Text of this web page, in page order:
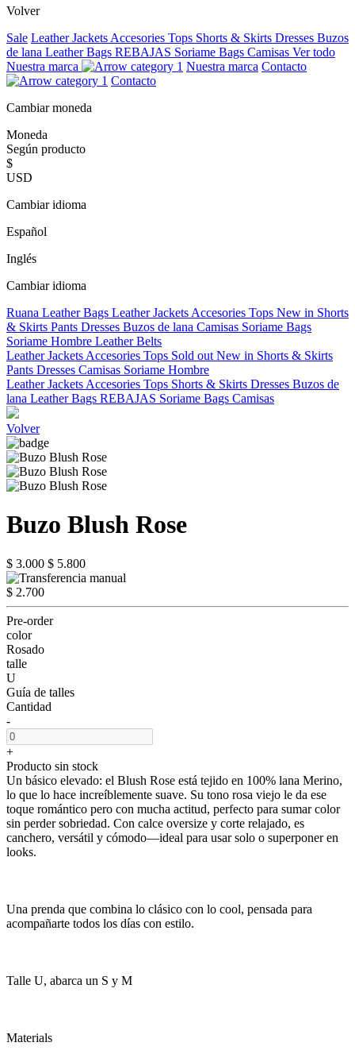
Volver
Sale Leather Jackets Accesories Tops Shorts & Skirts Dresses Buzos
de lana Leather Bags REBAJAS Soriame Bags Camisas Ver todo
Nuestra marca
Nuestra marca Contacto
Contacto
Cambiar moneda
Moneda
Según producto
$
USD
Cambiar idioma
Español
Inglés
Cambiar idioma
Ruana Leather Bags Leather Jackets Accesories Tops New in Shorts
& Skirts Pants Dresses Buzos de lana Camisas Soriame Bags
Soriame Hombre Leather Belts
Leather Jackets Accesories Tops Sold out New in Shorts & Skirts
Pants Dresses Camisas Soriame Hombre
Leather Jackets Accesories Tops Shorts & Skirts Dresses Buzos de
lana Leather Bags REBAJAS Soriame Bags Camisas
Volver
Buzo Blush Rose
$ 3.000 $ 5.800
$ 2.700
Pre-order
color
Rosado
talle
U
Guía de talles
Cantidad
-
+
Producto sin stock
Un básico elevado: el Blush Rose está tejido en 100% lana Merino,
lo que lo hace increíblemente suave. Su tono rosa viejo le da ese
toque romántico pero con mucha actitud, perfecto para sumar color
sin perder sobriedad. Con calce oversize y corte relajado, es
canchero, versátil y cómodo—ideal para usar solo o superponer en
looks.
Una prenda que combina lo clásico con lo cool, pensada para
acompañarte todos los días con estilo.
Talle U, abarca un S y M
Materials